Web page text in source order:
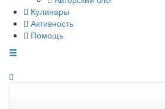
Кулинары
Активность
Помощь